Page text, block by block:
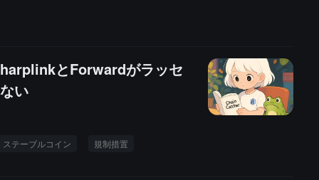
とForwardがラッセ
い
ステーブルコイン 規制措置